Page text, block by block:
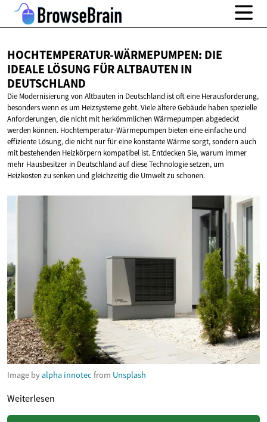
HOCHTEMPERATUR-WÄRMEPUMPEN: DIE
IDEALE LÖSUNG FÜR ALTBAUTEN IN
DEUTSCHLAND
Die Modernisierung von Altbauten in Deutschland ist oft eine Herausforderung,
besonders wenn es um Heizsysteme geht. Viele ältere Gebäude haben spezielle
Anforderungen, die nicht mit herkömmlichen Wärmepumpen abgedeckt
werden können. Hochtemperatur-Wärmepumpen bieten eine einfache und
effiziente Lösung, die nicht nur für eine konstante Wärme sorgt, sondern auch
mit bestehenden Heizkörpern kompatibel ist. Entdecken Sie, warum immer
mehr Hausbesitzer in Deutschland auf diese Technologie setzen, um
Heizkosten zu senken und gleichzeitig die Umwelt zu schonen.
Image byalpha innotec from Unsplash
Weiterlesen